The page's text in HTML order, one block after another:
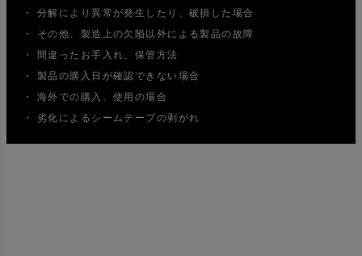
・ 分解により異常が発生したり、破損した場合
・ その他、製造上の欠陥以外による製品の故障
・ 間違ったお手入れ、保管方法
・ 製品の購入日が確認できない場合
・ 海外での購入、使用の場合
・ 劣化によるシームテープの剥がれ